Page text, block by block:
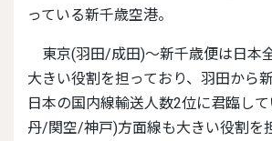
っている新千歳空港。
東京(羽田/成田)〜新千歳便は日本全国の国内線でも
大きい役割を担っており、羽田から
日本の国内線輸送人数2位に君臨し
丹/関空/神戸)方面線も大きい役割を